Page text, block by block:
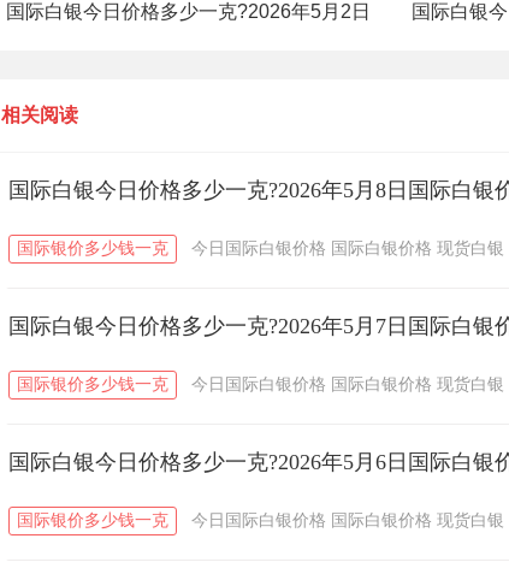
国际白银今日价格多少一克?2026年5月2日 国际白银
相关阅读
国际白银今日价格多少一克?2026年5月8日国际白银
国际银价多少钱一克 今日国际白银价格 国际白银价格 现货白银
国际白银今日价格多少一克?2026年5月7日国际白银
国际银价多少钱一克 今日国际白银价格 国际白银价格 现货白银
国际白银今日价格多少一克?2026年5月6日国际白银
国际银价多少钱一克 今日国际白银价格 国际白银价格 现货白银